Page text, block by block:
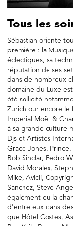
Tous les
Sébastian oriente
première : la
éclectiques, sa
réputation de ses
dans de nombreux
domaine du Luxe
été sollicité
Zurich our encore le
Imperial Moët &
à sa grande culture
Djs et Artistes
Grace Jones,
Bob Sinclar, Pedro
David Morales,
Mike, Avicii,
Sanchez, Steve
également eu la
d'entre eux dans
que Hôtel Costes,